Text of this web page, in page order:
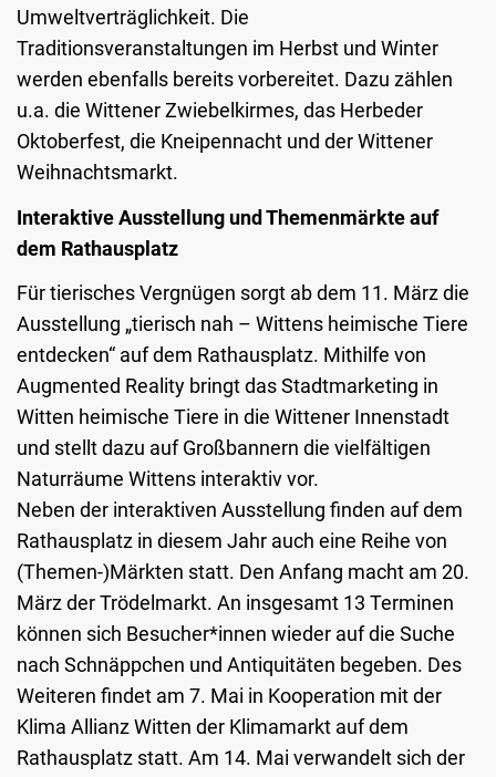
Umweltverträglichkeit. Die
Traditionsveranstaltungen im Herbst und Winter
werden ebenfalls bereits vorbereitet. Dazu zählen
u.a. die Wittener Zwiebelkirmes, das Herbeder
Oktoberfest, die Kneipennacht und der Wittener
Weihnachtsmarkt.
Interaktive Ausstellung und Themenmärkte auf
dem Rathausplatz
Für tierisches Vergnügen sorgt ab dem 11. März die
Ausstellung „tierisch nah – Wittens heimische Tiere
entdecken“ auf dem Rathausplatz. Mithilfe von
Augmented Reality bringt das Stadtmarketing in
Witten heimische Tiere in die Wittener Innenstadt
und stellt dazu auf Großbannern die vielfältigen
Naturräume Wittens interaktiv vor.
Neben der interaktiven Ausstellung finden auf dem
Rathausplatz in diesem Jahr auch eine Reihe von
(Themen-)Märkten statt. Den Anfang macht am 20.
März der Trödelmarkt. An insgesamt 13 Terminen
können sich Besucher*innen wieder auf die Suche
nach Schnäppchen und Antiquitäten begeben. Des
Weiteren findet am 7. Mai in Kooperation mit der
Klima Allianz Witten der Klimamarkt auf dem
Rathausplatz statt. Am 14. Mai verwandelt sich der